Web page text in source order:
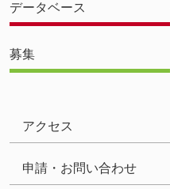
データベース
募集
アクセス
申請・お問い合わせ